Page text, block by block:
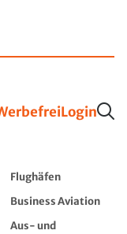
Login
Flughäfen
Business Aviation
Aus- und